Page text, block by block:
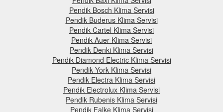
Pendik Bosch Klima Servisi
Pendik Buderus Klima Servisi
Pendik Cartel Klima Servisi
Pendik Auer Klima Servisi
Pendik Denki Klima Servisi
Pendik Diamond Electric Klima Servisi
Pendik York Klima Servisi
Pendik Electra Klima Servisi
Pendik Electrolux Klima Servisi
Pendik Rubenis Klima Servisi
Pendik Falke Klima Servisi